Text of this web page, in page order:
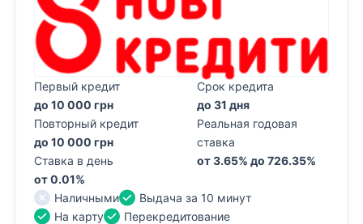
Первый кредит
до 10 000 грн
Повторный кредит
до 10 000 грн
Ставка в день
от 0.01%
Срок кредита
до 31 дня
Реальная годовая
ставка
от 3.65% до 726.35%
Наличными
Выдача за 10 минут
На карту
Перекредитование